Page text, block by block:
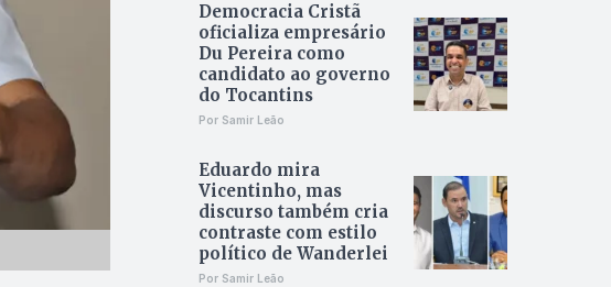
Democracia Cristã
oficializa empresário
Du Pereira como
candidato ao governo
do Tocantins
Por Samir Leão
Eduardo mira
Vicentinho, mas
discurso também cria
contraste com estilo
político de Wanderlei
Por Samir Leão